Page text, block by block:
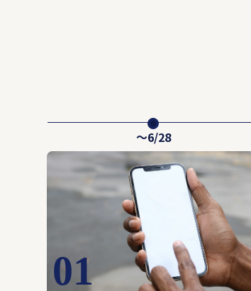
～6/28
01